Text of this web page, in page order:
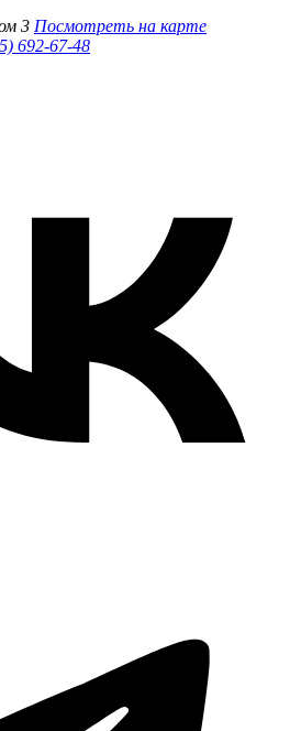
3 Посмотреть на карте
692-67-48‬